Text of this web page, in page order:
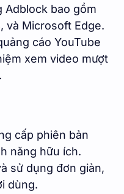
Adblock bao gồm
và Microsoft Edge.
cáo YouTube
xem video mượt
cấp phiên bản
năng hữu ích.
sử dụng đơn giản,
dùng.